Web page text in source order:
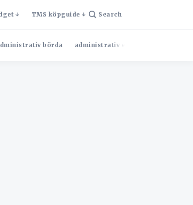
TMS köpguide Search
börda administrativ effektivitet